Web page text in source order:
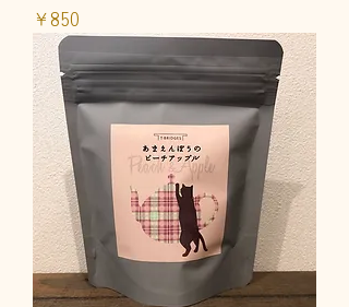
価格
￥850